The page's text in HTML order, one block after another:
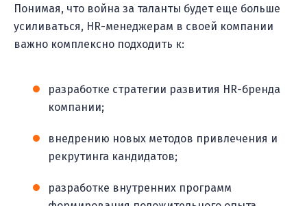
Понимая, что война за таланты будет еще больше
усиливаться, HR-менеджерам в своей компании
важно комплексно подходить к:
разработке стратегии развития HR-бренда
компании;
внедрению новых методов привлечения и
рекрутинга кандидатов;
разработке внутренних программ